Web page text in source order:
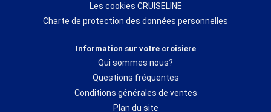
Les cookies CRUISELINE
Charte de protection des données personnelles
Information sur votre croisiere
Qui sommes nous?
Questions fréquentes
Conditions générales de ventes
Plan du site